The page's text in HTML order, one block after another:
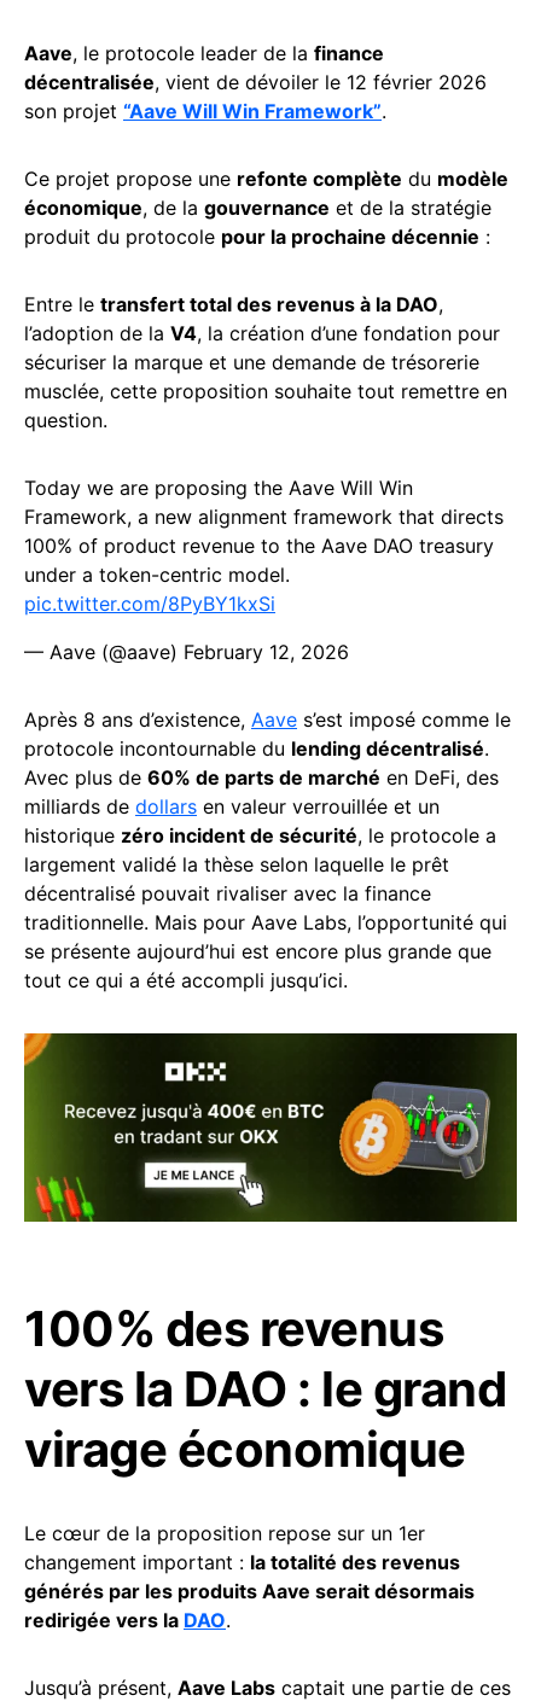
Aave, le protocole leader de la finance
décentralisée, vient de dévoiler le 12 février 2026
son projet “Aave Will Win Framework”.
Ce projet propose une refonte complète du modèle
économique, de la gouvernance et de la stratégie
produit du protocole pour la prochaine décennie :
Entre le transfert total des revenus à la DAO,
l’adoption de la V4, la création d’une fondation pour
sécuriser la marque et une demande de trésorerie
musclée, cette proposition souhaite tout remettre en
question.
Today we are proposing the Aave Will Win
Framework, a new alignment framework that directs
100% of product revenue to the Aave DAO treasury
under a token-centric model.
pic.twitter.com/8PyBY1kxSi
— Aave (@aave) February 12, 2026
Après 8 ans d’existence, Aave s’est imposé comme le
protocole incontournable du lending décentralisé.
Avec plus de 60% de parts de marché en DeFi, des
milliards de dollars en valeur verrouillée et un
historique zéro incident de sécurité, le protocole a
largement validé la thèse selon laquelle le prêt
décentralisé pouvait rivaliser avec la finance
traditionnelle. Mais pour Aave Labs, l’opportunité qui
se présente aujourd’hui est encore plus grande que
tout ce qui a été accompli jusqu’ici.
100% des revenus
vers la DAO : le grand
virage économique
Le cœur de la proposition repose sur un 1er
changement important : la totalité des revenus
générés par les produits Aave serait désormais
redirigée vers la DAO.
Jusqu’à présent, Aave Labs captait une partie de ces